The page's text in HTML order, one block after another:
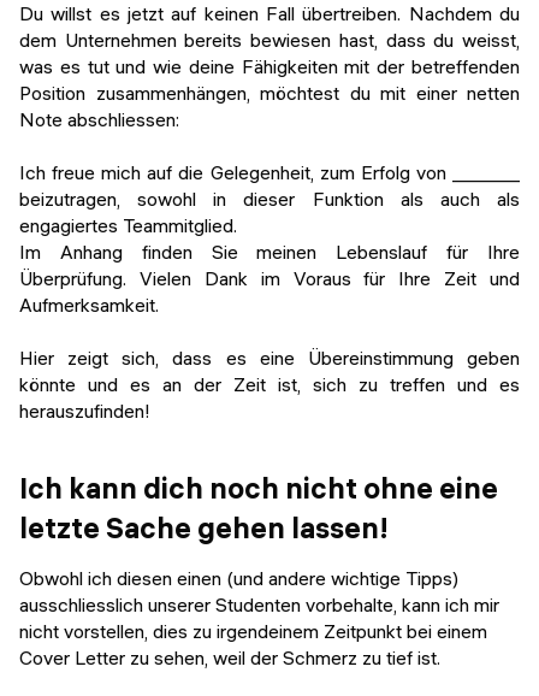
Du willst es jetzt auf keinen Fall übertreiben. Nachdem du
dem Unternehmen bereits bewiesen hast, dass du weisst,
was es tut und wie deine Fähigkeiten mit der betreffenden
Position zusammenhängen, möchtest du mit einer netten
Note abschliessen:
Ich freue mich auf die Gelegenheit, zum Erfolg von _______
beizutragen, sowohl in dieser Funktion als auch als
engagiertes Teammitglied.
Im Anhang finden Sie meinen Lebenslauf für Ihre
Überprüfung. Vielen Dank im Voraus für Ihre Zeit und
Aufmerksamkeit.
Hier zeigt sich, dass es eine Übereinstimmung geben
könnte und es an der Zeit ist, sich zu treffen und es
herauszufinden!
Ich kann dich noch nicht ohne eine
letzte Sache gehen lassen!
Obwohl ich diesen einen (und andere wichtige Tipps)
ausschliesslich unserer Studenten vorbehalte, kann ich mir
nicht vorstellen, dies zu irgendeinem Zeitpunkt bei einem
Cover Letter zu sehen, weil der Schmerz zu tief ist.